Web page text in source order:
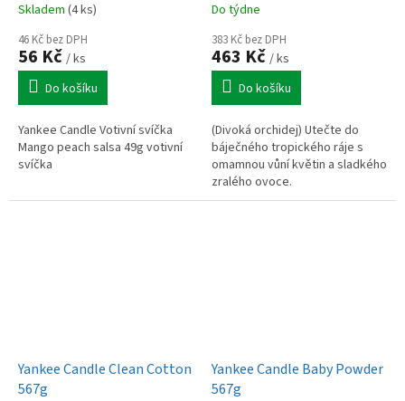
Skladem (4 ks)
46 Kč bez DPH
56 Kč / ks
Do košíku
Yankee Candle Votivní svíčka
Mango peach salsa 49g votivní
svíčka
Do týdne
383 Kč bez DPH
463 Kč / ks
Do košíku
(Divoká orchidej) Utečte do
báječného tropického ráje s
omamnou vůní květin a sladkého
zralého ovoce.
Yankee Candle Clean Cotton
567g
Yankee Candle Baby Powder
567g